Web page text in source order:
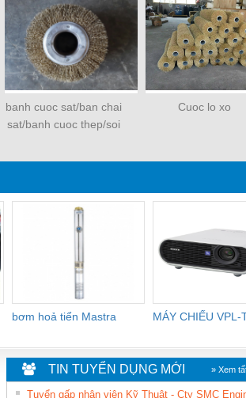
banh cuoc sat/ban chai
sat/banh cuoc thep/soi
Cuoc lo xo
bơm hoả tiển Mastra MÁY CHIẾU VPL-
TIN TUYỂN DỤNG MỚI » Xem